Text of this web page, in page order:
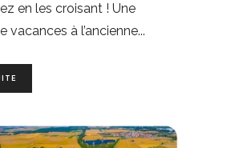
en les croisant ! Une
vacances à l’ancienne